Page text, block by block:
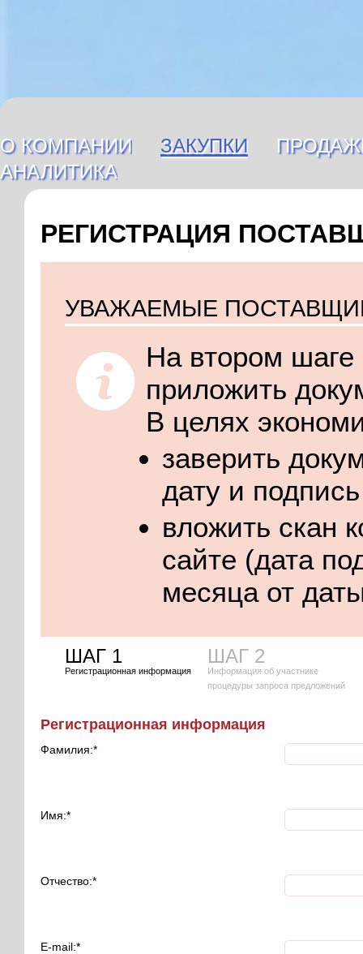
О компании Закупки
Аналитика
Регистрация
Уважаемые
На втором шаге
приложить
В целях
заверить
дату и
вложить скан
сайте (дата
месяца от
ШАГ 1
Регистрационная информация
ШАГ 2
Информация об участнике
процедуры запроса предложений
Регистрационная информация
Фамилия:*
Имя:*
Отчество:*
E-mail:*